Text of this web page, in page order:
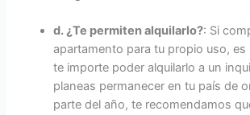
d. ¿Te permiten alquilarlo?: Si
apartamento para tu propio uso, es
te importe poder alquilarlo a un
planeas permanecer en tu país de
parte del año, te recomendamos